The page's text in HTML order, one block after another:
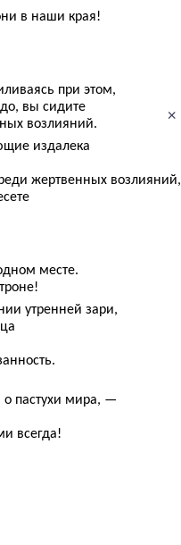
×
в наши края!
при этом,
вы сидите
возлияний.
издалека
жертвенных возлияний,
месте.
утренней зари,
о пастухи мира, —
всегда!